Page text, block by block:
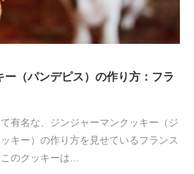
ー（パンデピス）の作り方：フラ
有名な、ジンジャーマンクッキー（ジ
キー）の作り方を見せているフランス
のクッキーは…